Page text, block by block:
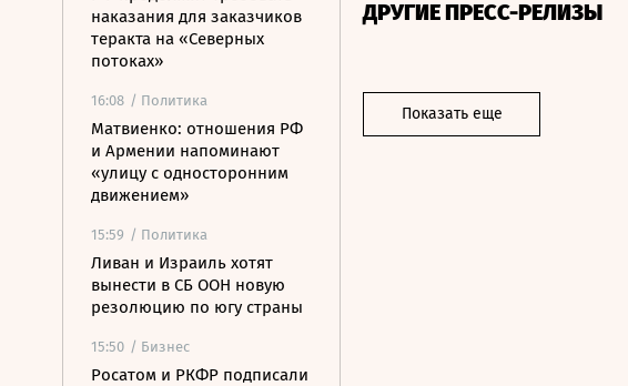
наказания для заказчиков
теракта на «Северных
потоках»
16:08 / Политика
Матвиенко: отношения РФ
и Армении напоминают
«улицу с односторонним
движением»
15:59 / Политика
Ливан и Израиль хотят
вынести в СБ ООН новую
резолюцию по югу страны
15:50 / Бизнес
Росатом и РКФР подписали
ДРУГИЕ ПРЕСС-РЕЛИЗЫ
Показать еще